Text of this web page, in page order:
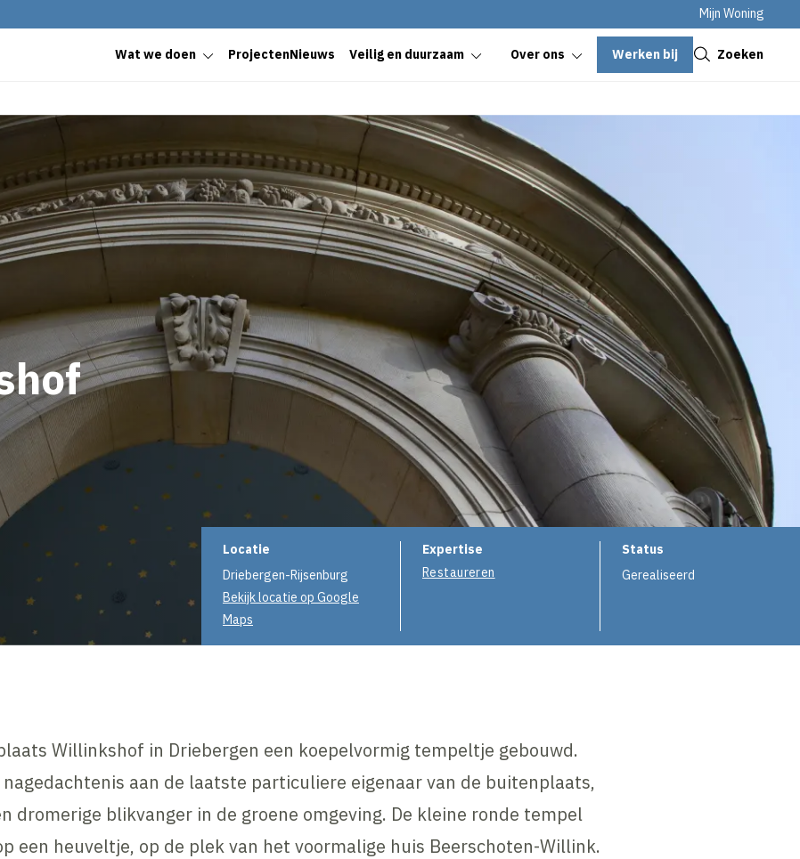
Mijn Woning
Wat we doen ProjectenNieuws Veilig en duurzaam Over ons Werken bij Zoeken
Projectinformatie
Locatie
Driebergen-Rijsenburg
Bekijk locatie op Google
Maps
Expertise
Restaureren
Status
Gerealiseerd
Willinkshof in Driebergen een koepelvormig tempeltje gebouwd.
aan de laatste particuliere eigenaar van de buitenplaats,
dromerige blikvanger in de groene omgeving. De kleine ronde tempel
een heuveltje, op de plek van het voormalige huis Beerschoten-Willink.
Sluiten